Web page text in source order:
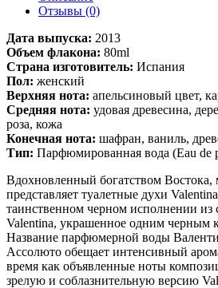
Отзывы (0)
Дата выпуска: 2013
Объем флакона: 80ml
Страна изготовитель: Испания
Пол: женский
Верхняя нота: апельсиновый цвет,
Средняя нота: удовая древесина,
роза, кожа
Конечная нота: шафран, ваниль,
Тип: Парфюмированная вода (Eau de
Вдохновленный богатством Востока,
представляет туалетные духи
таинственном черном исполнении из
Valentina, украшенное одним черным
Название парфюмерной воды
Ассолюто обещает интенсивный
время как объявленные ноты
зрелую и соблазнительную версию